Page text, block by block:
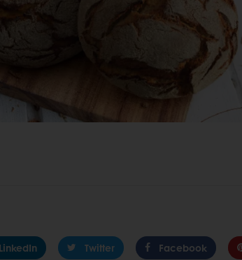
LinkedIn Twitter Facebook